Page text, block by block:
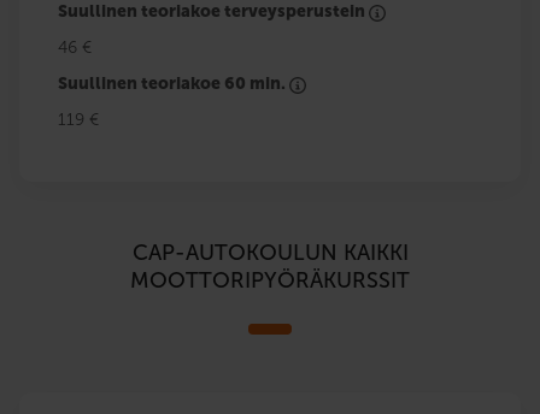
Suullinen teoriakoe terveysperustein
46 €
Suullinen teoriakoe 60 min.
119 €
CAP-AUTOKOULUN KAIKKI
MOOTTORIPYÖRÄKURSSIT